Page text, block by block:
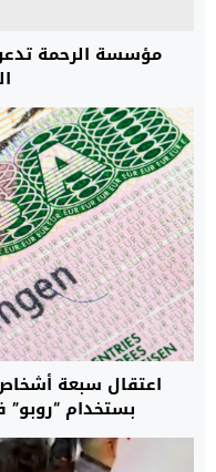
مؤسسة الرحمة
اعتقال سبعة
بستخدام